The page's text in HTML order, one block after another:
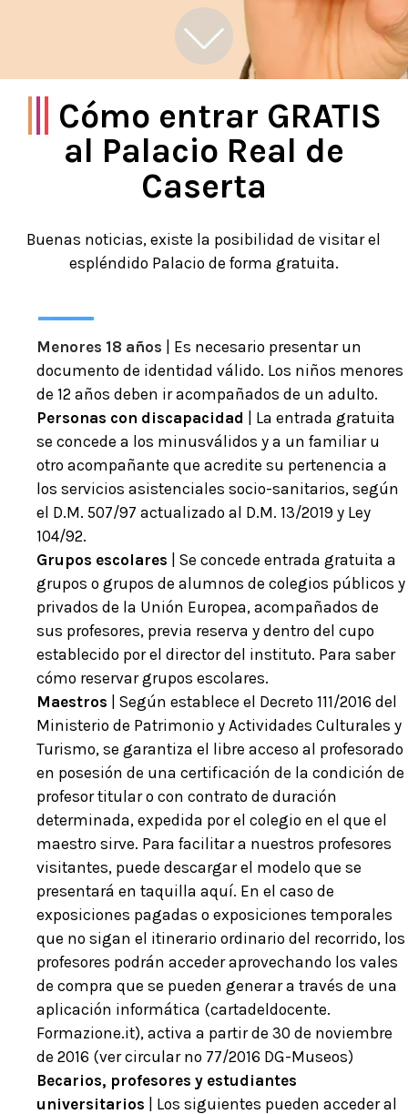
Cómo entrar GRATIS
al Palacio Real de
Caserta
Buenas noticias, existe la posibilidad de visitar el
espléndido Palacio de forma gratuita.
Menores 18 años | Es necesario presentar un
documento de identidad válido. Los niños menores
de 12 años deben ir acompañados de un adulto.
Personas con discapacidad
| La entrada gratuita
se concede a los minusválidos y a un familiar u
otro acompañante que acredite su pertenencia a
los servicios asistenciales socio-sanitarios, según
el D.M. 507/97 actualizado al D.M. 13/2019 y Ley
104/92.
Grupos escolares | Se concede entrada gratuita a
grupos o grupos de alumnos de colegios públicos y
privados de la Unión Europea, acompañados de
sus profesores, previa reserva y dentro del cupo
establecido por el director del instituto. Para saber
cómo reservar grupos escolares.
Maestros
| Según establece el Decreto 111/2016 del
Ministerio de Patrimonio y Actividades Culturales y
Turismo, se garantiza el libre acceso al profesorado
en posesión de una certificación de la condición de
profesor titular o con contrato de duración
determinada, expedida por el colegio en el que el
maestro sirve. Para facilitar a nuestros profesores
visitantes, puede descargar el modelo que se
presentará en taquilla aquí. En el caso de
exposiciones pagadas o exposiciones temporales
que no sigan el itinerario ordinario del recorrido, los
profesores podrán acceder aprovechando los vales
de compra que se pueden generar a través de una
aplicación informática (cartadeldocente.
Formazione.it), activa a partir de 30 de noviembre
de 2016 (ver circular no 77/2016 DG-Museos)
Becarios, profesores y estudiantes
universitarios | Los siguientes pueden acceder al